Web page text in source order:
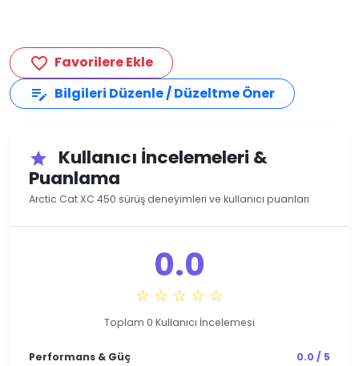
favorite_border Favorilere Ekle
edit_note Bilgileri Düzenle / Düzeltme Öner
star
Kullanıcı İncelemeleri &
Puanlama
Arctic Cat XC 450 sürüş deneyimleri ve kullanıcı puanları
0.0
☆ ☆ ☆ ☆ ☆
Toplam 0 Kullanıcı İncelemesi
Performans & Güç 0.0 / 5